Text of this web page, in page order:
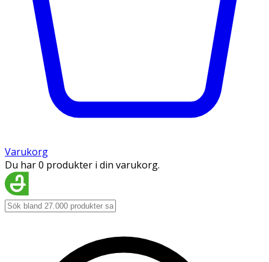
Varukorg
Du har 0 produkter i din varukorg.